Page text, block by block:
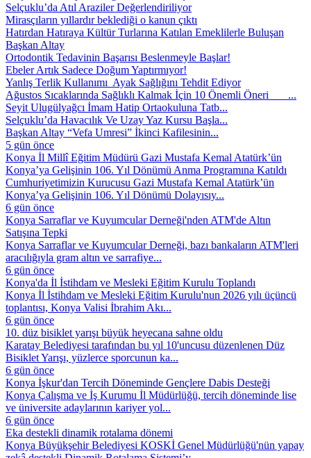
Selçuklu’da Atıl Araziler Değerlendiriliyor
Mirasçıların yıllardır beklediği o kanun çıktı
Hatırdan Hatıraya Kültür Turlarına Katılan Emeklilerle Buluşan
Başkan Altay
Ortodontik Tedavinin Başarısı Beslenmeyle Başlar!
Ebeler Artık Sadece Doğum Yaptırmıyor!
Yanlış Terlik Kullanımı Ayak Sağlığını Tehdit Ediyor
Ağustos Sıcaklarında Sağlıklı Kalmak İçin 10 Önemli Öneri ...
Seyit Ulugülyağcı İmam Hatip Ortaokuluna Tatb...
Selçuklu’da Havacılık Ve Uzay Yaz Kursu Başla...
Başkan Altay “Vefa Umresi” İkinci Kafilesinin...
5 gün önce
Konya İl Millî Eğitim Müdürü Gazi Mustafa Kemal Atatürk’ün
Konya’ya Gelişinin 106. Yıl Dönümü Anma Programına Katıldı
Cumhuriyetimizin Kurucusu Gazi Mustafa Kemal Atatürk’ün
Konya’ya Gelişinin 106. Yıl Dönümü Dolayısıy...
6 gün önce
Konya Sarraflar ve Kuyumcular Derneği'nden ATM'de Altın
Satışına Tepki
Konya Sarraflar ve Kuyumcular Derneği, bazı bankaların ATM'leri
aracılığıyla gram altın ve sarrafiye...
6 gün önce
Konya'da İl İstihdam ve Mesleki Eğitim Kurulu Toplandı
Konya İl İstihdam ve Mesleki Eğitim Kurulu'nun 2026 yılı üçüncü
toplantısı, Konya Valisi İbrahim Akı...
6 gün önce
10. düz bisiklet yarışı büyük heyecana sahne oldu
Karatay Belediyesi tarafından bu yıl 10'uncusu düzenlenen Düz
Bisiklet Yarışı, yüzlerce sporcunun ka...
6 gün önce
Konya İşkur'dan Tercih Döneminde Gençlere Dabis Desteği
Konya Çalışma ve İş Kurumu İl Müdürlüğü, tercih döneminde lise
ve üniversite adaylarının kariyer yol...
6 gün önce
Eka destekli dinamik rotalama dönemi
Konya Büyükşehir Belediyesi KOSKİ Genel Müdürlüğü'nün yapay